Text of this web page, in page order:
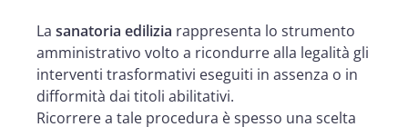
La sanatoria edilizia rappresenta lo strumento
amministrativo volto a ricondurre alla legalità gli
interventi trasformativi eseguiti in assenza o in
difformità dai titoli abilitativi.
Ricorrere a tale procedura è spesso una scelta